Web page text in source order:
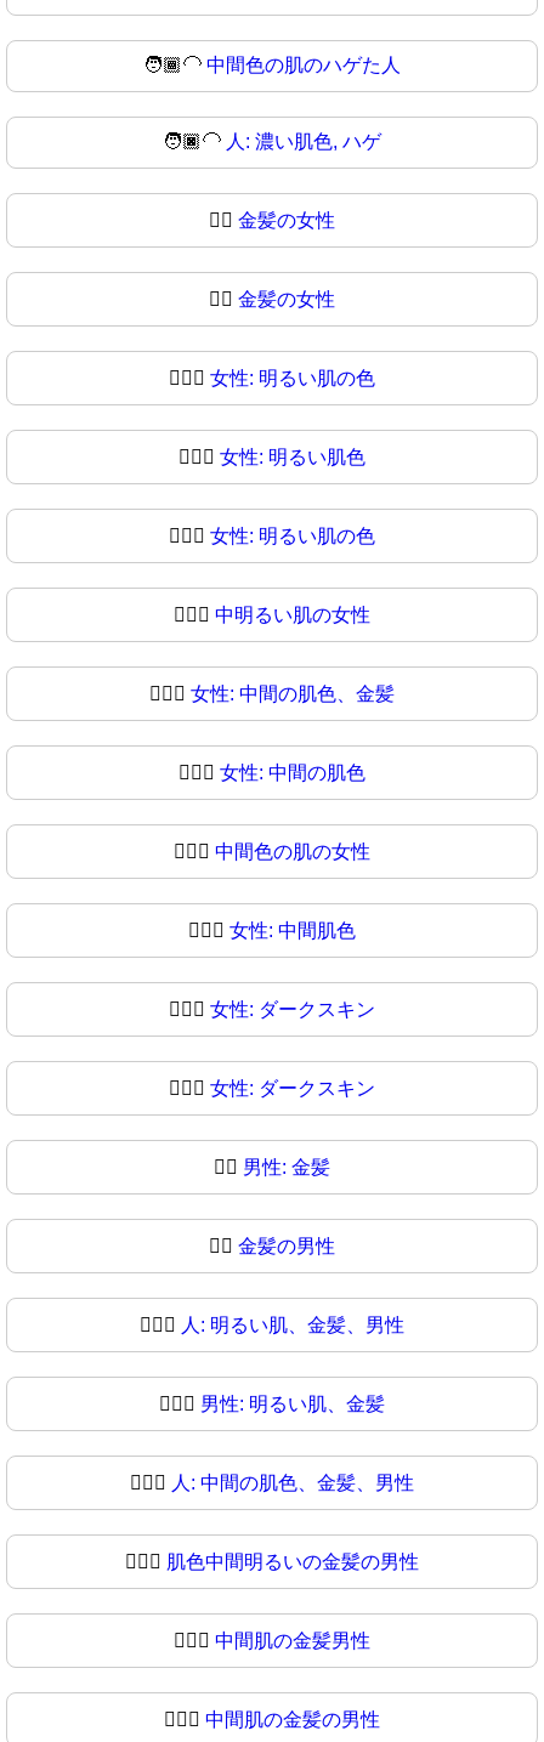
🧑🏾‍🦲 中間色の肌のハゲた人
🧑🏿‍🦲 人: 濃い肌色, ハゲ
👱‍♀️ 金髪の女性
👱‍♀ 金髪の女性
👱🏻‍♀️ 女性: 明るい肌の色
👱🏻‍♀ 女性: 明るい肌色
👱🏼‍♀️ 女性: 明るい肌の色
👱🏼‍♀ 中明るい肌の女性
👱🏽‍♀️ 女性: 中間の肌色、金髪
👱🏽‍♀ 女性: 中間の肌色
👱🏾‍♀️ 中間色の肌の女性
👱🏾‍♀ 女性: 中間肌色
👱🏿‍♀️ 女性: ダークスキン
👱🏿‍♀ 女性: ダークスキン
👱‍♂️ 男性: 金髪
👱‍♂ 金髪の男性
👱🏻‍♂️ 人: 明るい肌、金髪、男性
👱🏻‍♂ 男性: 明るい肌、金髪
👱🏼‍♂️ 人: 中間の肌色、金髪、男性
👱🏼‍♂ 肌色中間明るいの金髪の男性
👱🏽‍♂️ 中間肌の金髪男性
👱🏽‍♂ 中間肌の金髪の男性